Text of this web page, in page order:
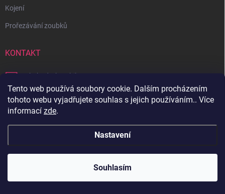
Tento web používá soubory cookie. Dalším procházením
tohoto webu vyjadřujete souhlas s jejich používáním.. Více
informací zde.
Nastavení
Souhlasím
Kojení
Prořezávání zoubků
KONTAKT
obchod bambilon.cz
+420 728 355 665
Sledujte nás na Facebooku
Bambilon . Všechna práva vyhrazena.